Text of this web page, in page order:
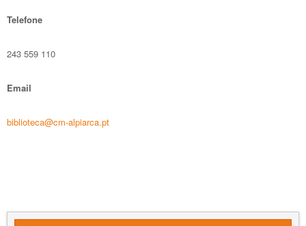
Telefone
243 559 110
Email
biblioteca@cm-alpiarca.pt